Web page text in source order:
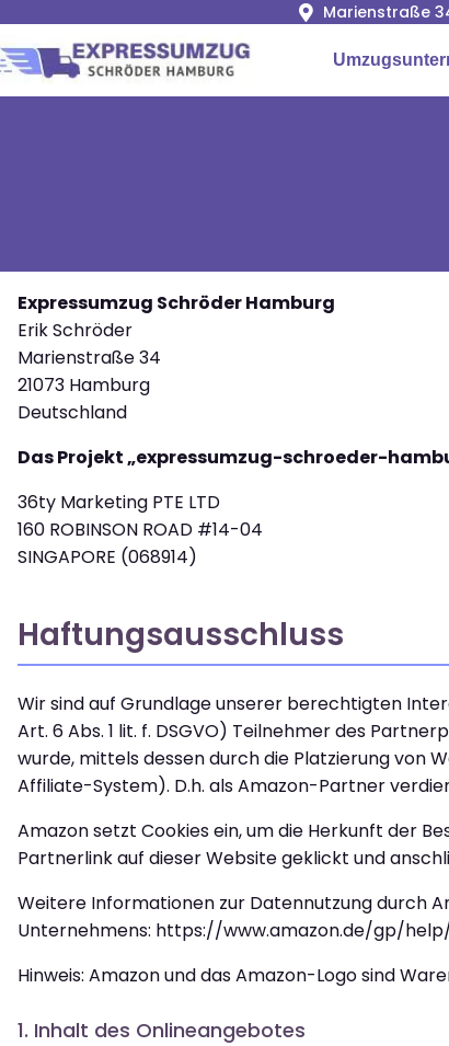
Marienstraße
Expressumzug Schröder Hamburg
Erik Schröder
Marienstraße 34
21073 Hamburg
Deutschland
Das Projekt „expressumzug-schroeder-
36ty Marketing PTE LTD
160 ROBINSON ROAD #14-04
SINGAPORE (068914)
Haftungsausschluss
Wir sind auf Grundlage unserer berechtigten
Art. 6 Abs. 1 lit. f. DSGVO) Teilnehmer des
wurde, mittels dessen durch die Platzierung von
Affiliate-System). D.h. als Amazon-Partner
Amazon setzt Cookies ein, um die Herkunft der
Partnerlink auf dieser Website geklickt und
Weitere Informationen zur Datennutzung durch
Unternehmens: https://www.amazon.de/gp/
Hinweis: Amazon und das Amazon-Logo sind
1. Inhalt des Onlineangebotes